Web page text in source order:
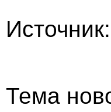
Источник:
Тема